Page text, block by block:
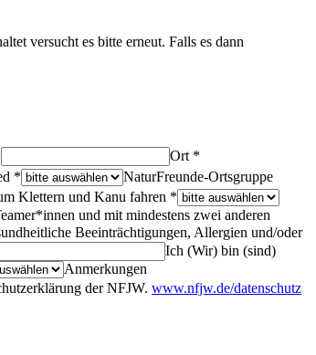
versucht es bitte erneut. Falls es dann
Ort *
*
NaturFreunde-Ortsgruppe
Klettern und Kanu fahren *
und mit mindestens zwei anderen
Beeinträchtigungen, Allergien und/oder
Ich (Wir) bin (sind)
Anmerkungen
der NFJW. www.nfjw.de/datenschutz